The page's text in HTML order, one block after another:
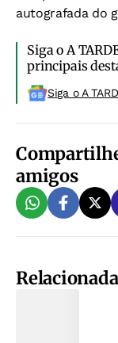
autografada do
Siga o A
principais
Siga o A
amigos